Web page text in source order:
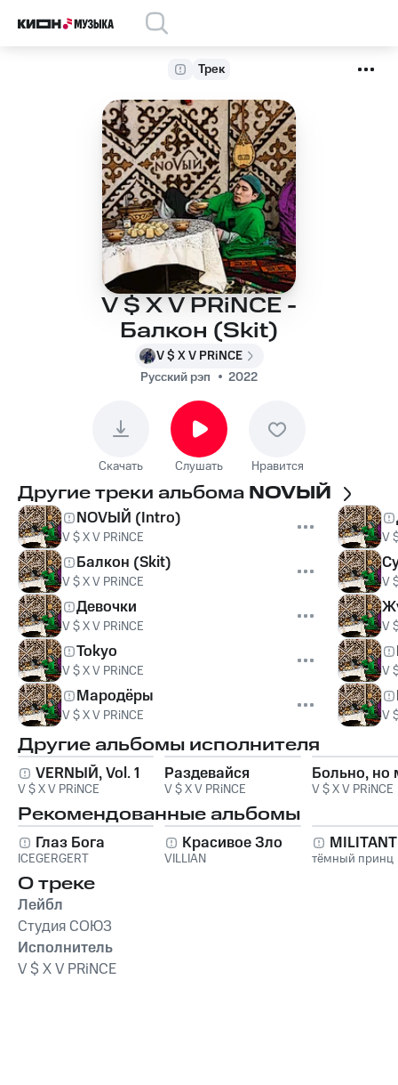
Трек
V $ X V PRiNCE -
Балкон (Skit)
V $ X V PRiNCE
Русский рэп
2022
Скачать Слушать Нравится
Другие треки альбома NOVЫЙ
NOVЫЙ (Intro)
V $ X V PRiNCE
Балкон (Skit)
V $ X V PRiNCE
Девочки
V $ X V PRiNCE
Tokyo
V $ X V PRiNCE
Мародёры
V $ X V PRiNCE
V
V
V
V
V
Другие альбомы исполнителя
VERNЫЙ, Vol. 1
V $ X V PRiNCE
Раздевайся
V $ X V PRiNCE
Больно, но
V $ X V PRiNCE
Рекомендованные альбомы
Глаз Бога
ICEGERGERT
Красивое Зло
VILLIAN тёмный принц
О треке
Лейбл
Студия СОЮЗ
Исполнитель
V $ X V PRiNCE